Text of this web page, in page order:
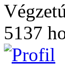
5137